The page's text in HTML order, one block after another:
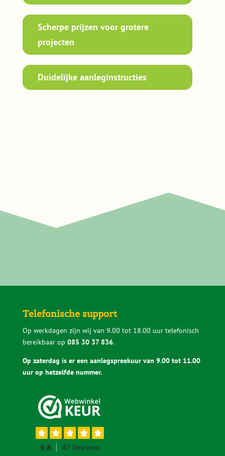
Scherpe prijzen voor grotere
projecten
Duidelijke aanleginstructies
Telefonische support
Op werkdagen zijn wij van 9.00 tot 18.00 uur telefonisch
bereikbaar op 085 30 37 836.
Op zaterdag is er een aanlegspreekuur van 9.00 tot 11.00
uur op hetzelfde nummer.